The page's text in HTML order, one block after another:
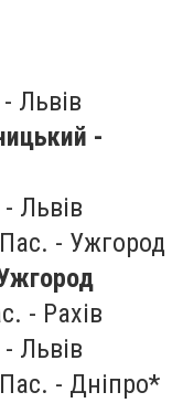
Львів
-
Львів
- Ужгород
- Рахів
Львів
- Дніпро*